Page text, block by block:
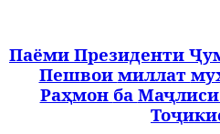
Паёми Президенти
Пешвои миллат
Раҳмон ба Маҷлиси